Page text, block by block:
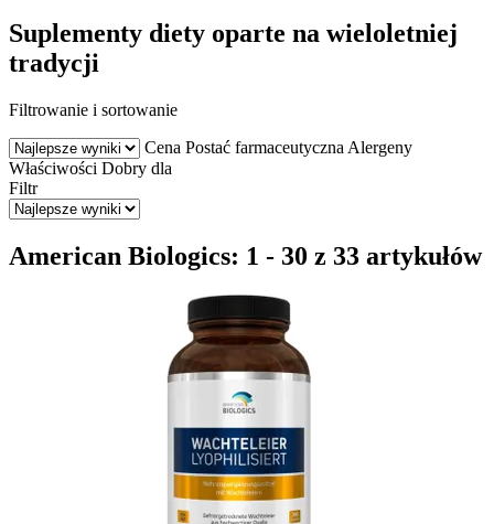
Suplementy diety oparte na wieloletniej
tradycji
Filtrowanie i sortowanie
Cena Postać farmaceutyczna Alergeny
Właściwości Dobry dla
Filtr
American Biologics: 1 - 30 z 33 artykułów